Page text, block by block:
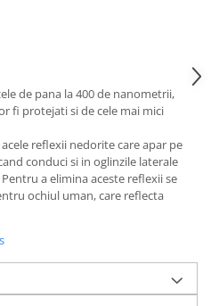
de pana la 400 de nanometrii,
fi protejati si de cele mai mici
reflexii nedorite care apar pe
conduci si in oglinzile laterale
a elimina aceste reflexii se
ochiul uman, care reflecta